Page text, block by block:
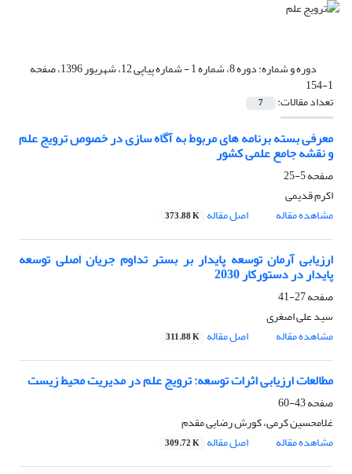
دوره و شماره: دوره 8، شماره 1 - شماره پیاپی 12، شهریور 1396، صفحه
1-154
تعداد مقالات: 7
معرفی بسته برنامه های مربوط به آگاه سازی در خصوص ترویج علم
و نقشه جامع علمی کشور
صفحه5-25
اکرم قدیمی
مشاهده مقاله
اصل مقاله 373.88 K
ارزیابی آرمان توسعه‌ پایدار بر بستر تداوم جریان اصلی توسعه‌
پایدار در دستورکار 2030
صفحه27-41
سید علی اصغری
مشاهده مقاله
اصل مقاله 311.88 K
مطالعات ارزیابی اثرات توسعه: ترویج علم در مدیریت محیط‌ زیست
صفحه43-60
غلامحسین کرمی، کورش رضایی مقدم
مشاهده مقاله
اصل مقاله 309.72 K